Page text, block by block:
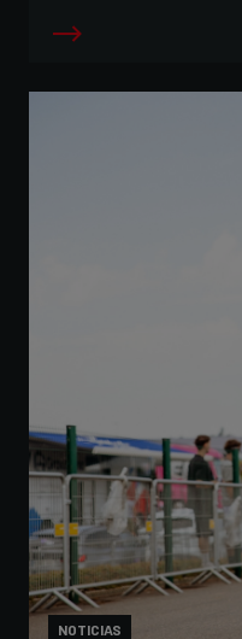
NOTICIAS